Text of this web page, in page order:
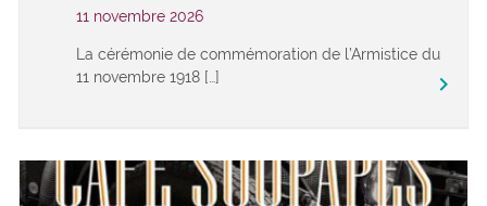
11 novembre 2026
La cérémonie de commémoration de l’Armistice du
11 novembre 1918 […]
keyboard_arrow_right